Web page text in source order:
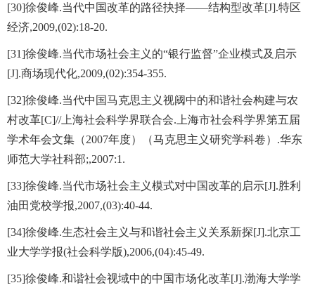
[30]徐俊峰.当代中国改革的路径抉择——结构型改革[J].特区
经济,2009,(02):18-20.
[31]徐俊峰.当代市场社会主义的“银行监督”企业模式及启示
[J].商场现代化,2009,(02):354-355.
[32]徐俊峰.当代中国马克思主义视阈中的和谐社会构建与农
村改革[C]//上海社会科学界联合会.上海市社会科学界第五届
学术年会文集（2007年度）（马克思主义研究学科卷）.华东
师范大学社科部;,2007:1.
[33]徐俊峰.当代市场社会主义模式对中国改革的启示[J].胜利
油田党校学报,2007,(03):40-44.
[34]徐俊峰.生态社会主义与和谐社会主义关系新探[J].北京工
业大学学报(社会科学版),2006,(04):45-49.
[35]徐俊峰.和谐社会视域中的中国市场化改革[J].渤海大学学